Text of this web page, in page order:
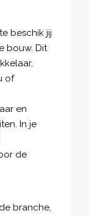
beschik jij
bouw. Dit
of
en
In je
de
branche,